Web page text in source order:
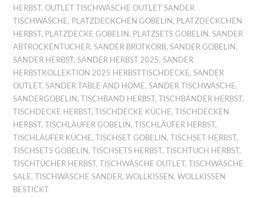
HERBST,OUTLET TISCHWÄSCHE OUTLET SANDER
TISCHWÄSCHE, PLATZDECKCHEN GOBELIN , PLATZDECKCHEN
HERBST, PLATZDECKE GOBELIN , PLATZSETS GOBELIN ,SANDER
ABTROCKENTÜCHER,SANDER BROTKORB,SANDER GOBELIN ,
SANDER HERBST,SANDER HERBST 2025,SANDER
HERBSTKOLLEKTION 2025 HERBSTTISCHDECKE,SANDER
OUTLET,SANDER TABLE AND HOME,SANDER TISCHWÄSCHE,
SANDERGOBELIN ,TISCHBAND HERBST,TISCHBÄNDER HERBST,
TISCHDECKE HERBST,TISCHDECKE KÜCHE,TISCHDECKEN
HERBST,TISCHLÄUFER GOBELIN ,TISCHLÄUFER HERBST,
TISCHLÄUFER KÜCHE,TISCHSET GOBELIN ,TISCHSET HERBST,
TISCHSETS GOBELIN ,TISCHSETS HERBST,TISCHTUCH HERBST,
TISCHTÜCHER HERBST,TISCHWÄSCHE OUTLET,TISCHWÄSCHE
SALE,TISCHWÄSCHE SANDER,WOLLKISSEN ,WOLLKISSEN
BESTICKT